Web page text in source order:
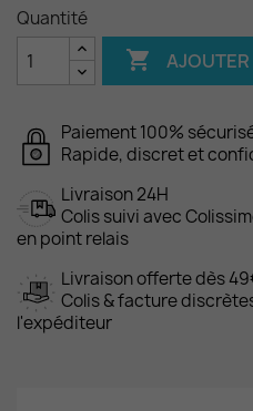
Quantité
 AJOUTER
Paiement 100%
Rapide, discret et
Livraison 24H
Colis suivi avec
en point relais
Livraison offerte dès
Colis & facture
l'expéditeur